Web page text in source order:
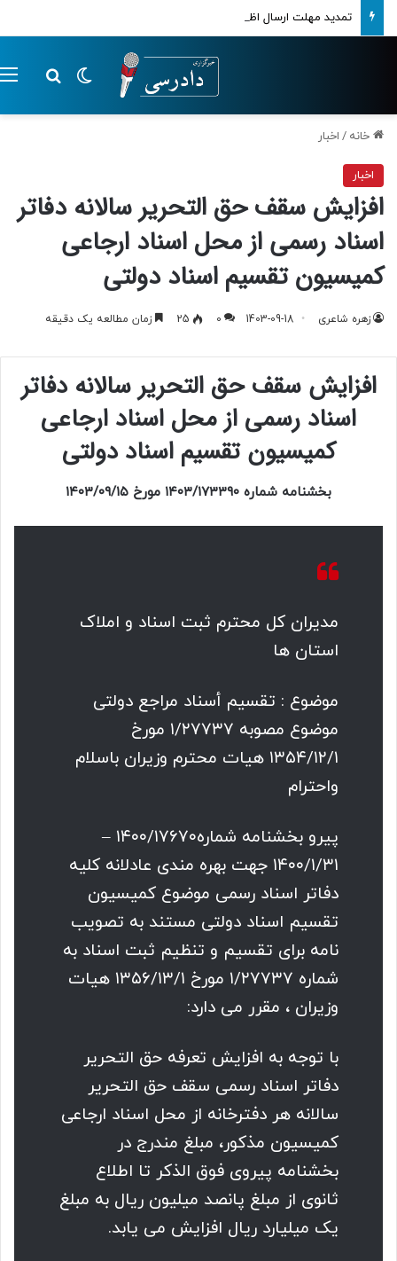
تمدید مهلت ارسال اظهارنامه‌های مالیاتی تا پایان تابستان 1405
تغییر پوسته
خانه / اخبار
اخبار
افزایش سقف حق التحریر سالانه دفاتر
اسناد رسمی از محل اسناد ارجاعی
کمیسیون تقسیم اسناد دولتی
زهره شاعری 1403-09-18
0
25 زمان مطالعه یک دقیقه
افزایش سقف حق التحریر سالانه دفاتر
اسناد رسمی از محل اسناد ارجاعی
کمیسیون تقسیم اسناد دولتی
بخشنامه شماره ۱۴۰۳/۱۷۳۳۹۰ مورخ ۱۴۰۳/۰۹/۱۵
مدیران کل محترم ثبت اسناد و املاک
استان ها
موضوع : تقسیم أسناد مراجع دولتى
موضوع مصوبه ۱/۲۷۷۳۷ مورخ
۱۳۵۴/۱۲/۱ هیات محترم وزیران باسلام
واحترام
پیرو بخشنامه شماره۱۴۰۰/۱۷۶۷۰ –
۱۴۰۰/۱/۳۱ جهت بهره مندى عادلانه کلیه
دفاتر اسناد رسمى موضوع کمیسیون
تقسیم اسناد دولتى مستند به تصویب
نامه براى تقسیم و تنظیم ثبت اسناد به
شماره ۱/۲۷۷۳۷ مورخ ۱۳۵۶/۱۳/۱ هیات
وزیران ، مقرر مى دارد:
با توجه به افزایش تعرفه حق التحریر
دفاتر اسناد رسمى سقف حق التحریر
سالانه هر دفترخانه از محل اسناد ارجاعی
کمیسیون مذکور، مبلغ مندرج در
بخشنامه پیروی فوق الذکر تا اطلاع
ثانوى از مبلغ پانصد میلیون ریال به مبلغ
یک میلیارد ریال افزایش مى یابد.